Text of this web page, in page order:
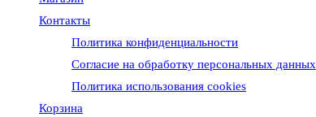
Контакты
Политика конфиденциальности
Согласие на обработку персональных данных
Политика использования cookies
Корзина